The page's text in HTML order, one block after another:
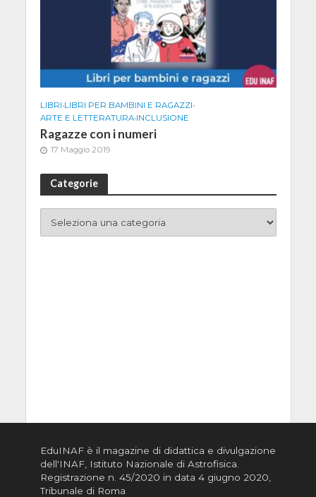
LIBRI•LIBRI PER BAMBINI E RAGAZZI•
ARTE E LETTERATURA•INCLUSIONE
Ragazze con i numeri
17 Maggio 2019
Categorie
EduINAF è il magazine di didattica e divulgazione
dell'INAF, Istituto Nazionale di Astrofisica
Registrazione n. 45/2020 in data 4 giugno 2020,
Tribunale di Roma